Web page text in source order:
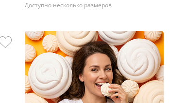
Доступно несколько размеров